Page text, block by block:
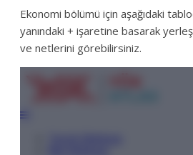
Ekonomi bölümü için aşağıdaki
yanındaki + işaretine basarak
ve netlerini görebilirsiniz.